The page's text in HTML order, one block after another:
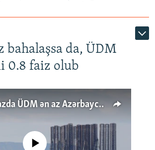
bahalaşsa da, ÜDM
0.8 faiz olub
Cənubi Qafqazda ÜDM ən az Azərbaycanda artır: Qonşuları niyə Bakını qabaqlaya bilir?
source currently available